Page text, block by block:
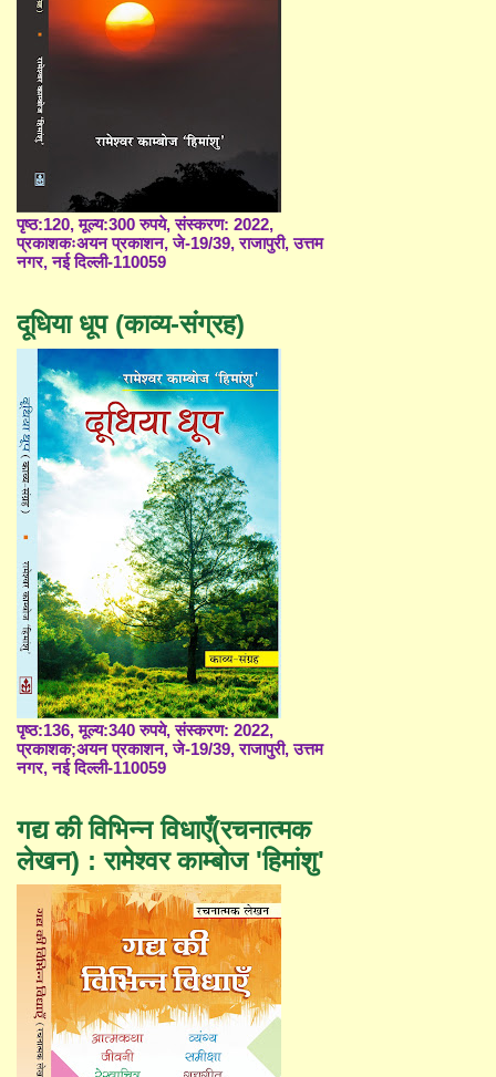
पृष्ठ:120, मूल्य:300 रुपये, संस्करण: 2022,
प्रकाशकःअयन प्रकाशन, जे-19/39, राजापुरी, उत्तम
नगर, नई दिल्ली-110059
दूधिया धूप (काव्य-संग्रह)
पृष्ठ:136, मूल्य:340 रुपये, संस्करण: 2022,
प्रकाशक;अयन प्रकाशन, जे-19/39, राजापुरी, उत्तम
नगर, नई दिल्ली-110059
गद्य की विभिन्न विधाएँ(रचनात्मक
लेखन) : रामेश्वर काम्बोज 'हिमांशु'